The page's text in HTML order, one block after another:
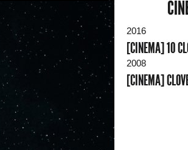
2016
[CINEMA] 10
2008
[CINEMA]